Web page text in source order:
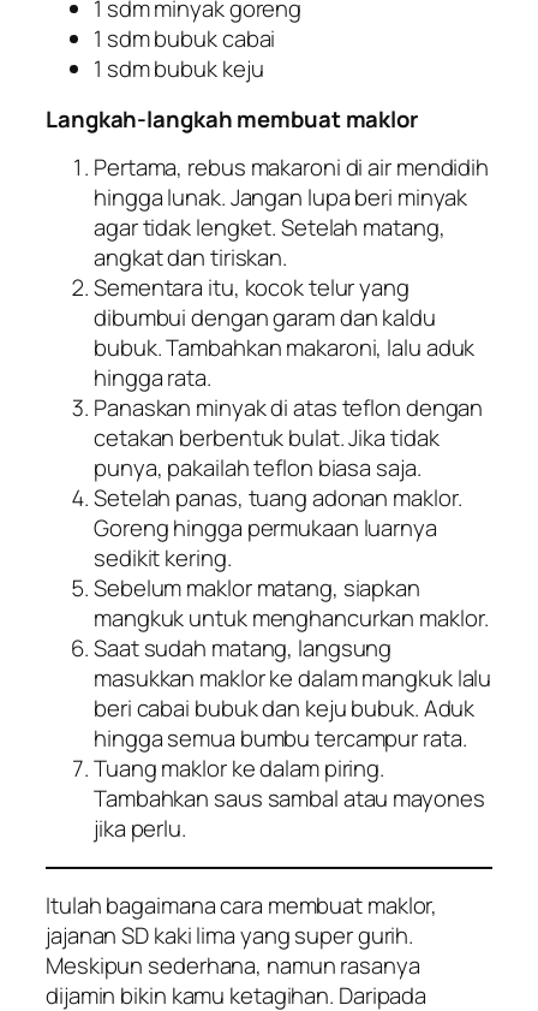
1 sdm minyak goreng
1 sdm bubuk cabai
1 sdm bubuk keju
Langkah-langkah membuat maklor
Pertama, rebus makaroni di air mendidih
hingga lunak. Jangan lupa beri minyak
agar tidak lengket. Setelah matang,
angkat dan tiriskan.
Sementara itu, kocok telur yang
dibumbui dengan garam dan kaldu
bubuk. Tambahkan makaroni, lalu aduk
hingga rata.
Panaskan minyak di atas teflon dengan
cetakan berbentuk bulat. Jika tidak
punya, pakailah teflon biasa saja.
Setelah panas, tuang adonan maklor.
Goreng hingga permukaan luarnya
sedikit kering.
Sebelum maklor matang, siapkan
mangkuk untuk menghancurkan maklor.
Saat sudah matang, langsung
masukkan maklor ke dalam mangkuk lalu
beri cabai bubuk dan keju bubuk. Aduk
hingga semua bumbu tercampur rata.
Tuang maklor ke dalam piring.
Tambahkan saus sambal atau mayones
jika perlu.
Itulah bagaimana cara membuat maklor,
jajanan SD kaki lima yang super gurih.
Meskipun sederhana, namun rasanya
dijamin bikin kamu ketagihan. Daripada